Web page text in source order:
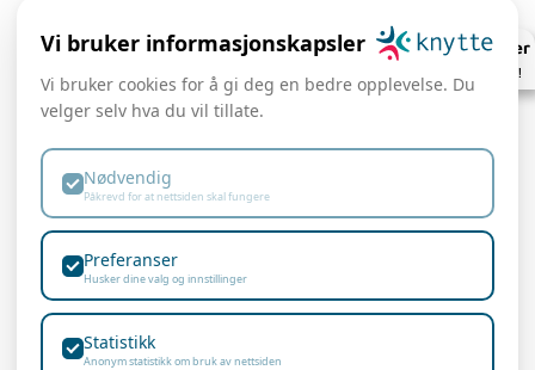
Knyttekalender
Se hva som skjer!
364
Emil:+47 982 57 177
Trondheim:
Øvre Flatåsveg 36
Vi bruker informasjonskapsler
Vi bruker cookies for å gi deg en bedre opplevelse. Du
velger selv hva du vil tillate.
Nødvendig
Påkrevd for at nettsiden skal fungere
Preferanser
Husker dine valg og innstillinger
Statistikk
Anonym statistikk om bruk av nettsiden